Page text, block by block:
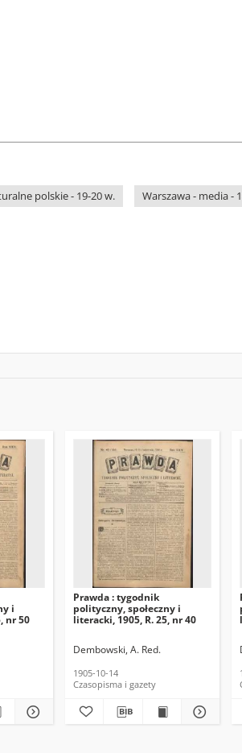
polskie - 19-20 w.
Warszawa - media -
i
nr 50
Prawda : tygodnik
polityczny, społeczny i
literacki, 1905, R. 25, nr 40
Dembowski, A. Red.
1905-10-14
Czasopisma i gazety